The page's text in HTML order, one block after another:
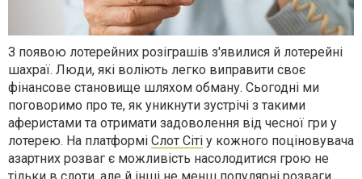
З появою лотерейних розіграшів з'явилися й лотерейні
шахраї. Люди, які воліють легко виправити своє
фінансове становище шляхом обману. Сьогодні ми
поговоримо про те, як уникнути зустрічі з такими
аферистами та отримати задоволення від чесної гри у
лотерею. На платформі Слот Сіті у кожного поціновувача
азартних розваг є можливість насолодитися грою не